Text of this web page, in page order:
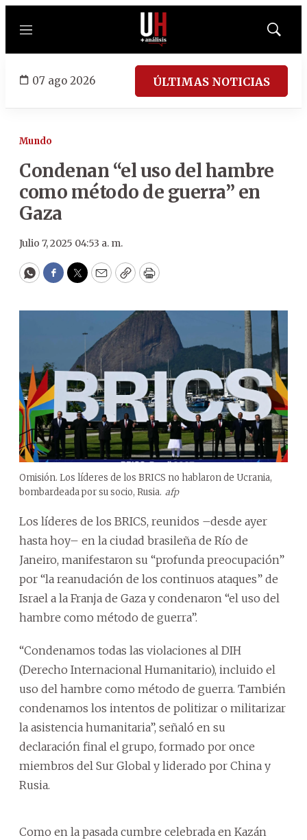
Menú
Mostrar
07 ago 2026 ÚLTIMAS NOTICIAS
Mundo
Condenan “el uso del hambre
como método de guerra” en
Gaza
Julio 7, 2025 04:53 a. m.
WhatsApp
Facebook
Twitter
EmailCopyPrint
Omisión. Los líderes de los BRICS no hablaron de Ucrania,
bombardeada por su socio, Rusia. afp
Los líderes de los BRICS, reunidos –desde ayer
hasta hoy– en la ciudad brasileña de Río de
Janeiro, manifestaron su “profunda preocupación”
por “la reanudación de los continuos ataques” de
Israel a la Franja de Gaza y condenaron “el uso del
hambre como método de guerra”.
“Condenamos todas las violaciones al DIH
(Derecho Internacional Humanitario), incluido el
uso del hambre como método de guerra. También
condenamos los intentos de politizar o militarizar
la asistencia humanitaria”, señaló en su
declaración final el grupo, formado por once
miembros del Sur Global y liderado por China y
Rusia.
Como en la pasada cumbre celebrada en Kazán